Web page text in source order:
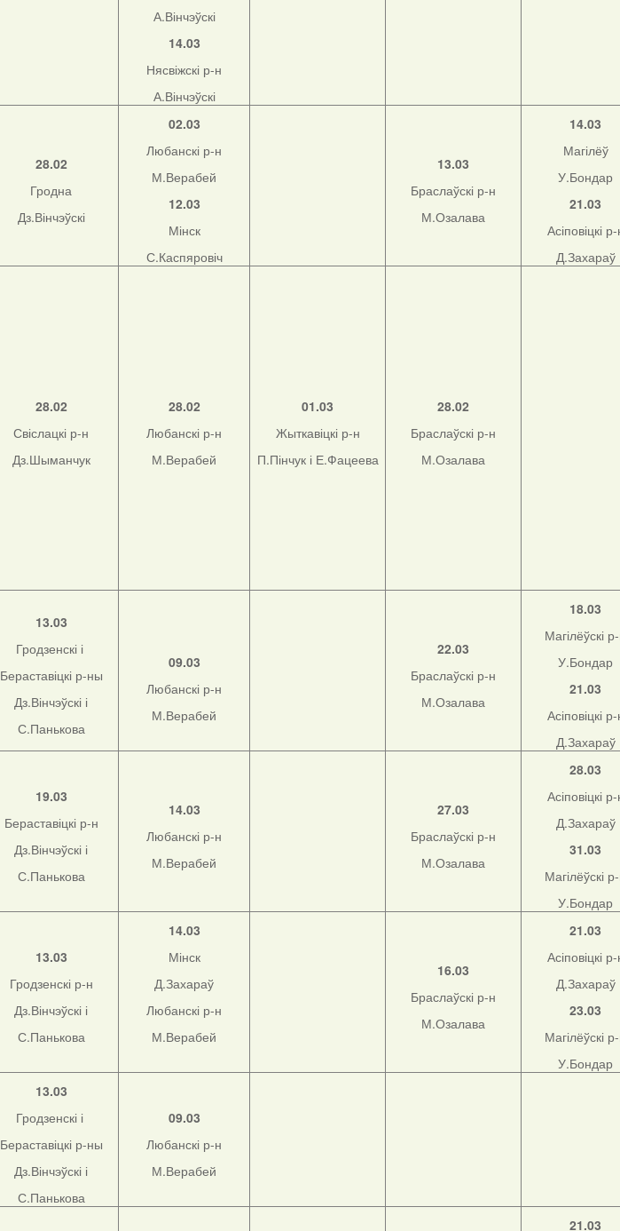
А.Вінчэўскі
14.03
Нясвіжскі р-н
А.Вінчэўскі
28.02
Гродна
Дз.Вінчэўскі
02.03
Любанскі р-н
М.Верабей
12.03
Мінск
С.Каспяровіч
13.03
Браслаўскі р-н
М.Озалава
14.03
Магілёў
У.Бондар
21.03
Асіповіцкі
Д.Захараў
28.02
Свіслацкі р-н
Дз.Шыманчук
28.02
Любанскі р-н
М.Верабей
01.03
Жыткавіцкі р-н
П.Пінчук і Е.Фацеева
28.02
Браслаўскі р-н
М.Озалава
13.03
Гродзенскі і
Бераставіцкі р-ны
Дз.Вінчэўскі і
С.Панькова
09.03
Любанскі р-н
М.Верабей
22.03
Браслаўскі р-н
М.Озалава
18.03
Магілёўскі
У.Бондар
21.03
Асіповіцкі
Д.Захараў
19.03
Бераставіцкі р-н
Дз.Вінчэўскі і
С.Панькова
14.03
Любанскі р-н
М.Верабей
27.03
Браслаўскі р-н
М.Озалава
28.03
Асіповіцкі
Д.Захараў
31.03
Магілёўскі
У.Бондар
13.03
Гродзенскі р-н
Дз.Вінчэўскі і
С.Панькова
14.03
Мінск
Д.Захараў
Любанскі р-н
М.Верабей
16.03
Браслаўскі р-н
М.Озалава
21.03
Асіповіцкі
Д.Захараў
23.03
Магілёўскі
У.Бондар
13.03
Гродзенскі і
Бераставіцкі р-ны
Дз.Вінчэўскі і
С.Панькова
09.03
Любанскі р-н
М.Верабей
21.03